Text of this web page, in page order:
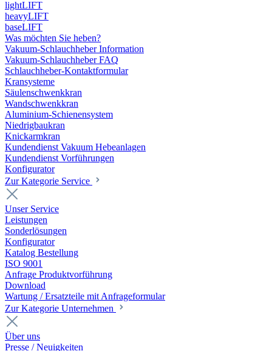
lightLIFT
heavyLIFT
baseLIFT
Was möchten Sie heben?
Vakuum-Schlauchheber Information
Vakuum-Schlauchheber FAQ
Schlauchheber-Kontaktformular
Kransysteme
Säulenschwenkkran
Wandschwenkkran
Aluminium-Schienensystem
Niedrigbaukran
Knickarmkran
Kundendienst Vakuum Hebeanlagen
Kundendienst Vorführungen
Konfigurator
Zur Kategorie Service
Unser Service
Leistungen
Sonderlösungen
Konfigurator
Katalog Bestellung
ISO 9001
Anfrage Produktvorführung
Download
Wartung / Ersatzteile mit Anfrageformular
Zur Kategorie Unternehmen
Über uns
Presse / Neuigkeiten